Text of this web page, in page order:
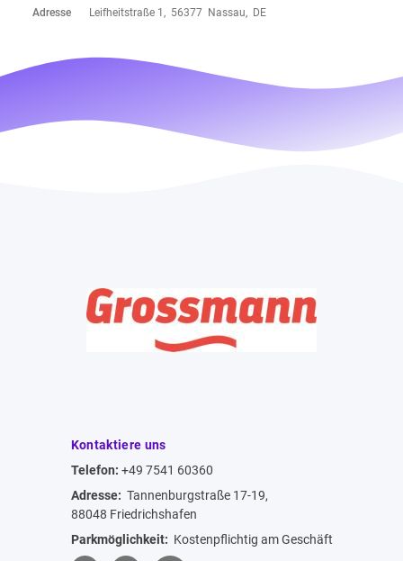
Adresse
Leifheitstraße 1, 56377 Nassau, DE
Kontaktiere uns
Telefon: +49 7541 60360
Adresse: Tannenburgstraße 17-19,
88048 Friedrichshafen
Parkmöglichkeit: Kostenpflichtig am Geschäft